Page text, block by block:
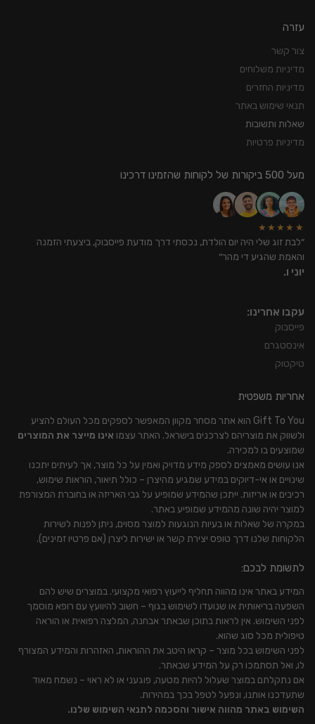
עזרה
צור קשר
מדיניות משלוחים
מדיניות החזרים
תנאי שימוש באתר
שאלות ותשובות
מדיניות פרטיות
מעל 500 ביקורות של לקוחות שהזמינו דרכינו
★★★★★
״לבת זוג שלי היה יום הולדת, נכסתי דרך מודעת פייסבוק, ביצעתי הזמנה
והאמת שהגיע די מהר״
יוני ו.
עקבו אחרינו:
פייסבוק
אינסטגרם
טיקטוק
אחריות משפטית
Gift To You הוא אתר מסחר מקוון המאפשר לספקים מכל העולם להציע
ולשווק את מוצריהם לצרכנים בישראל. האתר עצמו אינו מייצר את המוצרים
שמוצעים בו למכירה.
אנו עושים מאמצים לספק מידע מדויק ואמין על כל מוצר, אך לעיתים יתכנו
שינויים או אי-דיוקים במידע שמגיע מהיצרן – כולל תיאור, הוראות שימוש,
רכיבים או אריזות. ייתכן שהמידע שמופיע על גבי האריזה או בחוברת המצורפת
למוצר יהיה שונה מהמידע שמופיע באתר.
במקרה של שאלות או בעיות הנוגעות למוצר מסוים, ניתן לפנות לשירות
הלקוחות שלנו דרך טופס יצירת קשר או ישירות ליצרן (אם פרטיו זמינים).
לתשומת לבכם:
המידע באתר אינו מהווה תחליף לייעוץ רפואי מקצועי. במוצרים שיש להם
השפעה בריאותית או שנועדו לשימוש בגוף – חשוב להיוועץ עם רופא מוסמך
לפני השימוש. אין לראות בתוכן שבאתר אבחנה, המלצה רפואית או הוראה
טיפולית מכל סוג שהוא.
לפני השימוש בכל מוצר – קראו היטב את ההוראות, האזהרות והמידע המצורף
לו, ואל תסתמכו רק על המידע שבאתר.
אם נתקלתם במוצר שעלול להיות מטעה, פוגעני או לא ראוי – נשמח מאוד
שתעדכנו אותנו, ונפעל לטפל בכך במהירות.
השימוש באתר מהווה אישור והסכמה לתנאי השימוש שלנו.